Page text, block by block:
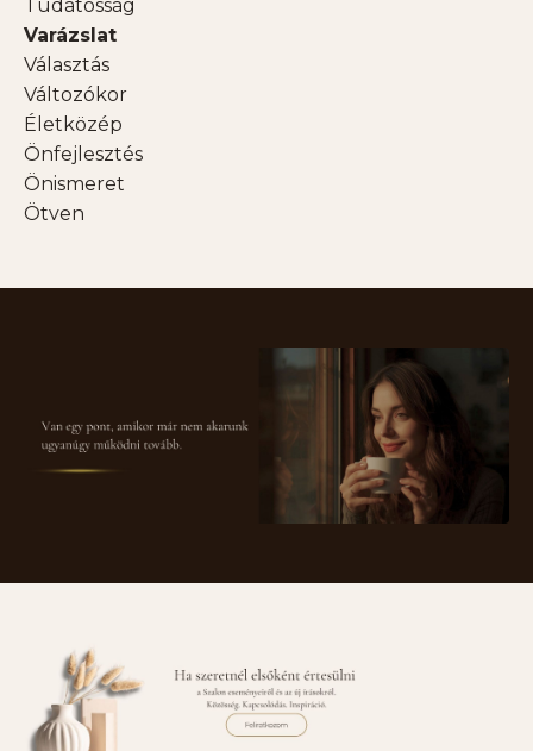
Tudatosság
Varázslat
Választás
Változókor
Életközép
Önfejlesztés
Önismeret
Ötven